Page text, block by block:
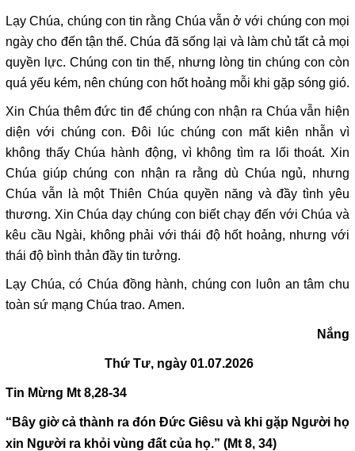
Lạy Chúa, chúng con tin rằng Chúa vẫn ở với chúng con mọi
ngày cho đến tận thế. Chúa đã sống lại và làm chủ tất cả mọi
quyền lực. Chúng con tin thế, nhưng lòng tin chúng con còn
quá yếu kém, nên chúng con hốt hoảng mỗi khi gặp sóng gió.
Xin Chúa thêm đức tin để chúng con nhận ra Chúa vẫn hiện
diện với chúng con. Đôi lúc chúng con mất kiên nhẫn vì
không thấy Chúa hành động, vì không tìm ra lối thoát. Xin
Chúa giúp chúng con nhận ra rằng dù Chúa ngủ, nhưng
Chúa vẫn là một Thiên Chúa quyền năng và đầy tình yêu
thương. Xin Chúa dạy chúng con biết chạy đến với Chúa và
kêu cầu Ngài, không phải với thái độ hốt hoảng, nhưng với
thái độ bình thản đầy tin tưởng.
Lạy Chúa, có Chúa đồng hành, chúng con luôn an tâm chu
toàn sứ mạng Chúa trao. Amen.
Nắng
Thứ Tư, ngày 01.07.2026
Tin Mừng Mt 8,28-34
“Bây giờ cả thành ra đón Đức Giêsu và khi gặp Người họ
xin Người ra khỏi vùng đất của họ.” (Mt 8, 34)